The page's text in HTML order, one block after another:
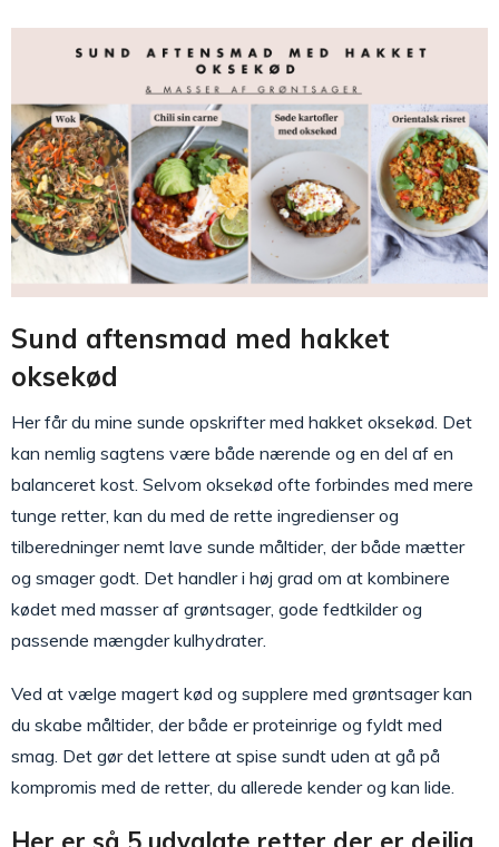
Sund aftensmad med hakket
oksekød
Her får du mine sunde opskrifter med hakket oksekød. Det
kan nemlig sagtens være både nærende og en del af en
balanceret kost. Selvom oksekød ofte forbindes med mere
tunge retter, kan du med de rette ingredienser og
tilberedninger nemt lave sunde måltider, der både mætter
og smager godt. Det handler i høj grad om at kombinere
kødet med masser af grøntsager, gode fedtkilder og
passende mængder kulhydrater.
Ved at vælge magert kød og supplere med grøntsager kan
du skabe måltider, der både er proteinrige og fyldt med
smag. Det gør det lettere at spise sundt uden at gå på
kompromis med de retter, du allerede kender og kan lide.